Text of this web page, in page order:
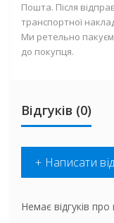
Пошта. Після
транспортної
Ми ретельно
до покупця.
Відгуків (0)
+ Написати
Немає відгуків